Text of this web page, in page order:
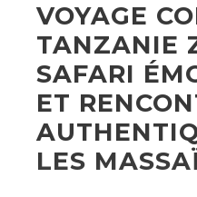
VOYAGE
TANZANIE
SAFARI
ET
LES MASSAÏ